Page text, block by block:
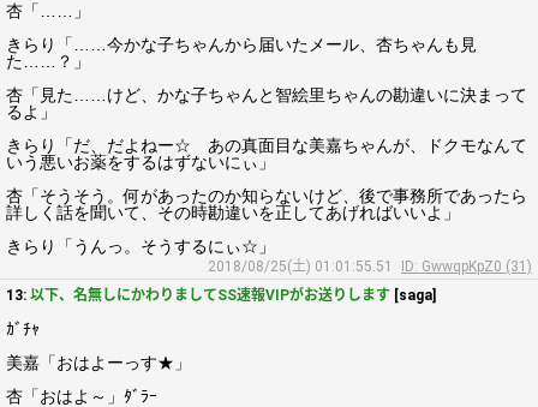
杏「……」
きらり「……今かな子ちゃんから届いたメール、杏ちゃんも見
た……？」
杏「見た……けど、かな子ちゃんと智絵里ちゃんの勘違いに決まって
るよ」
きらり「だ、だよねー☆ あの真面目な美嘉ちゃんが、ドクモなんて
いう悪いお薬をするはずないにぃ」
杏「そうそう。何があったのか知らないけど、後で事務所であったら
詳しく話を聞いて、その時勘違いを正してあげればいいよ」
きらり「うんっ。そうするにぃ☆」
2018/08/25(土) 01:01:55.51
ID: GwwqpKpZ0 (31)
13: 以下、名無しにかわりましてSS速報VIPがお送りします [saga]
ｶﾞﾁｬ
美嘉「おはよーっす★」
杏「おはよ～」ﾀﾞﾗｰ